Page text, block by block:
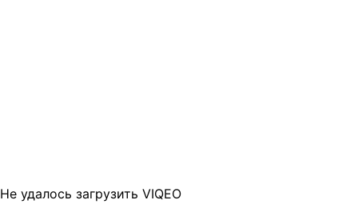
Не удалось загрузить VIQEO